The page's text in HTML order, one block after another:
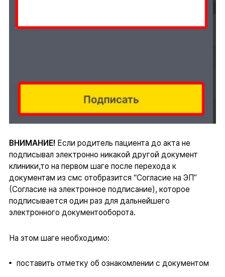
ВНИМАНИЕ! Если родитель пациента до акта не
подписывал электронно никакой другой документ
клиники,то на первом шаге после перехода к
документам из смс отобразится “Согласие на ЭП”
(Согласие на электронное подписание), которое
подписывается один раз для дальнейшего
электронного документооборота.
На этом шаге необходимо:
поставить отметку об ознакомлении с документом